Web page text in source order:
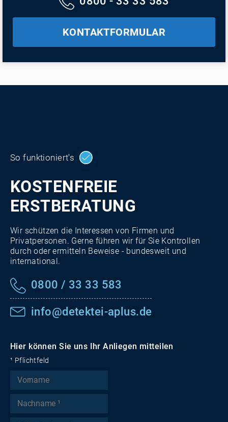
KONTAKTFORMULAR
So funktioniert's
KOSTENFREIE
ERSTBERATUNG
Wir schützen die Interessen von Firmen und
Privatpersonen. Gerne führen wir für Sie Kontrollen
durch oder ermitteln Beweise - bundesweit und
international.
0800 / 33 33 583
info@detektei-aplus.de
Hier können Sie uns Ihr Anliegen mitteilen
¹ Pflichtfeld